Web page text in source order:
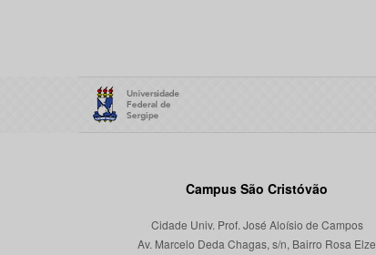
Campus São Cristóvão
Cidade Univ. Prof. José Aloísio de Campos
Av. Marcelo Deda Chagas, s/n, Bairro Rosa Elze